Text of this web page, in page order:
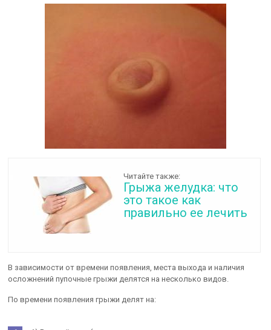
Читайте также:
Грыжа желудка: что
это такое как
правильно ее лечить
В зависимости от времени появления, места выхода и наличия
осложнений пупочные грыжи делятся на несколько видов.
По времени появления грыжи делят на: